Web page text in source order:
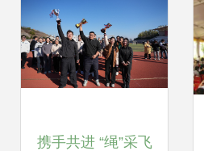
携手共进 “绳”采飞